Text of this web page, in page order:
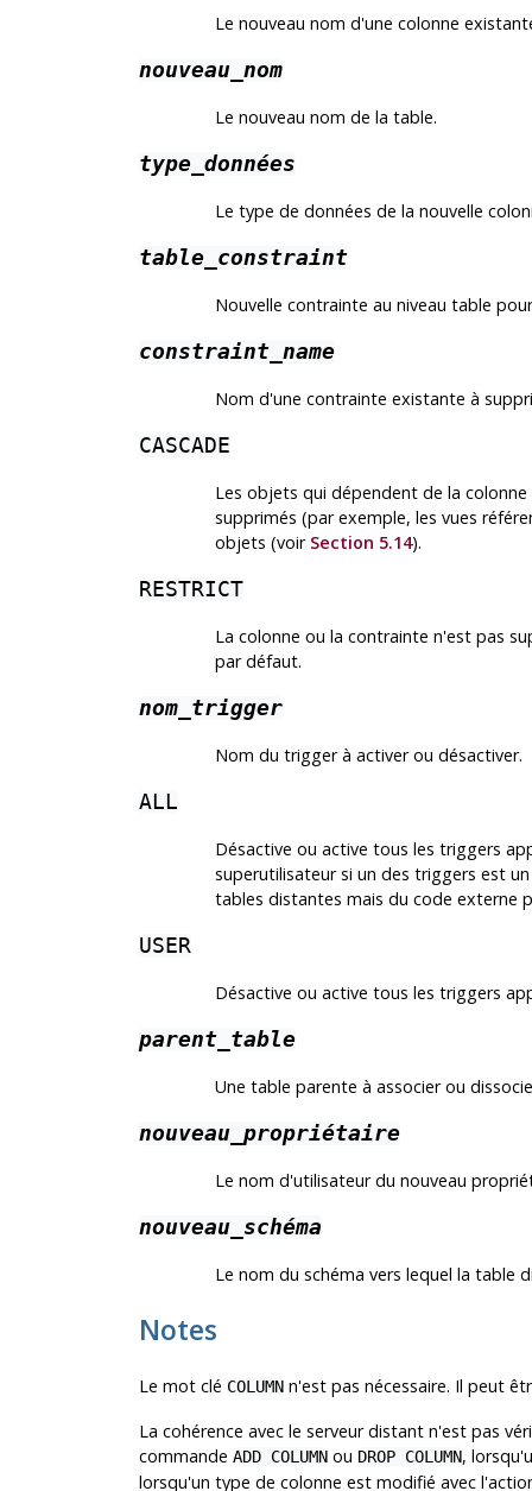
Le nouveau nom d'une colonne
nouveau_nom
Le nouveau nom de la table.
type_données
Le type de données de la nouvelle
table_constraint
Nouvelle contrainte au niveau table
constraint_name
Nom d'une contrainte existante à
CASCADE
Les objets qui dépendent de la
supprimés (par exemple, les vues
objets (voir Section 5.14).
RESTRICT
La colonne ou la contrainte n'est pas
par défaut.
nom_trigger
Nom du trigger à activer ou désactiver.
ALL
Désactive ou active tous les triggers
superutilisateur si un des triggers est
tables distantes mais du code externe
USER
Désactive ou active tous les triggers
parent_table
Une table parente à associer ou
nouveau_propriétaire
Le nom d'utilisateur du nouveau
nouveau_schéma
Le nom du schéma vers lequel la table
Notes
Le mot clé COLUMNn'est pas nécessaire. Il peut
La cohérence avec le serveur distant n'est pas
commande ADD COLUMNou DROP COLUMN,
lorsqu'un type de colonne est modifié avec